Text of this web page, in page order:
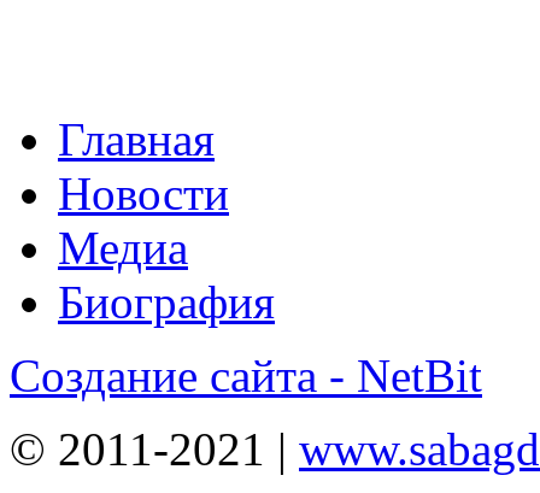
Главная
Новости
Медиа
Биография
Создание сайта - NetBit
© 2011-2021 |